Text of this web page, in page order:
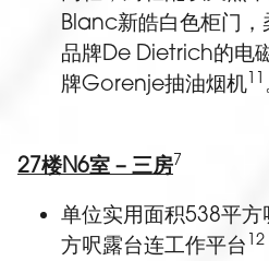
Blanc新皓白色柜门，
品牌De Dietrich的电
牌Gorenje抽油烟机11
27楼N6室 – 三房7
单位实用面积538平方
方呎露台连工作平台 12